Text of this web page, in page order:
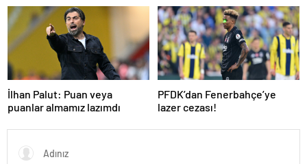
İlhan Palut: Puan veya
puanlar almamız lazımdı
PFDK’dan Fenerbahçe’ye
lazer cezası!